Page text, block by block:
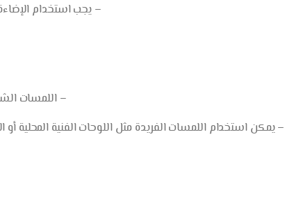
– يجب استخدام
– اللمسات
– يمكن استخدام اللمسات الفريدة مثل اللوحات الفنية